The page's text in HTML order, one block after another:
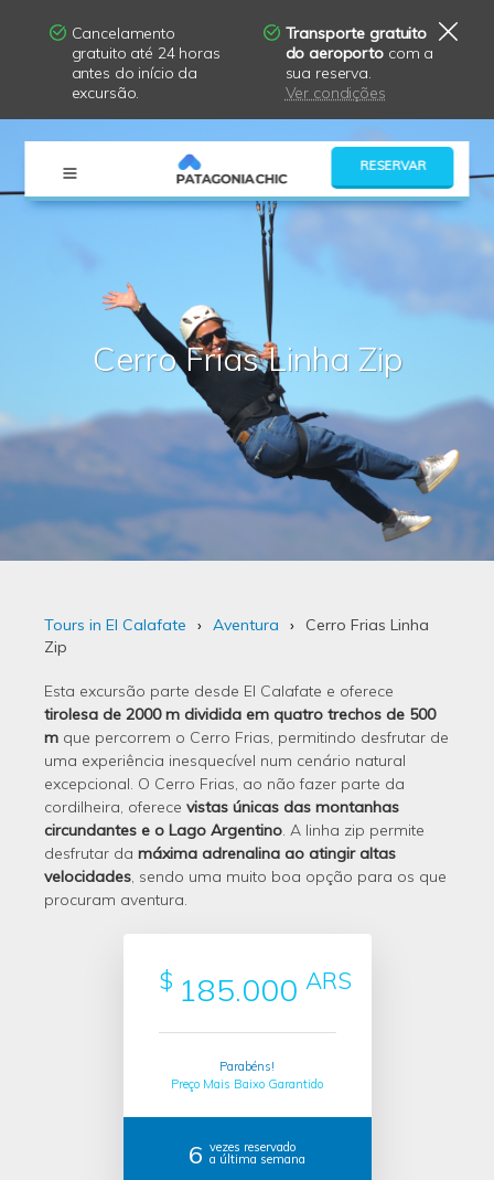
Cancelamento
gratuito até 24 horas
antes do início da
excursão.
Transporte gratuito
do aeroportocom a
sua reserva.
Ver condições
RESERVAR
×
Cerro Frias Linha Zip
Tours in El Calafate Aventura
Cerro Frias Linha
Zip
Esta excursão parte desde El Calafate e oferece
tirolesa de 2000 m dividida em quatro trechos de 500
m que percorrem o Cerro Frias, permitindo desfrutar de
uma experiência inesquecível num cenário natural
excepcional. O Cerro Frias, ao não fazer parte da
cordilheira, oferece vistas únicas das montanhas
circundantes e o Lago Argentino. A linha zip permite
desfrutar da máxima adrenalina ao atingir altas
velocidades, sendo uma muito boa opção para os que
procuram aventura.
$ 185.000 ARS
Parabéns!
Preço Mais Baixo Garantido
6 vezes reservado
a última semana